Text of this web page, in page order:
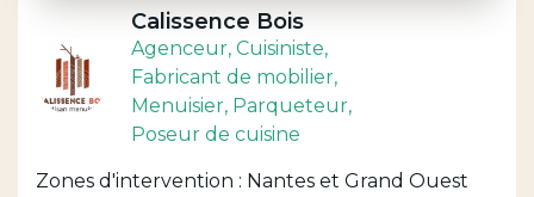
Calissence Bois
Agenceur, Cuisiniste,
Fabricant de mobilier,
Menuisier, Parqueteur,
Poseur de cuisine
Zones d'intervention : Nantes et Grand Ouest